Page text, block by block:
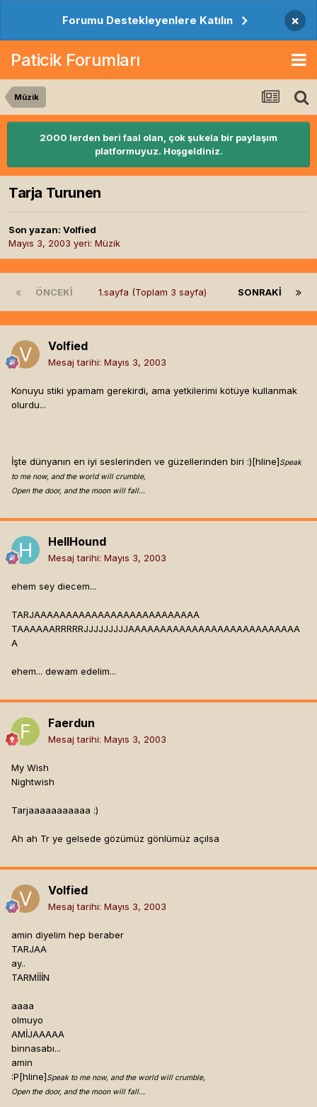
Forumu Destekleyenlere Katılın ×
Paticik Forumları
Müzik
2000 lerden beri faal olan, çok şukela bir paylaşım
platformuyuz. Hoşgeldiniz.
Tarja Turunen
Son yazan: Volfied
Mayıs 3, 2003 yeri: Müzik
ÖNCEKI SONRAKI
1.sayfa (Toplam 3 sayfa)
Volfied
Mesaj tarihi: Mayıs 3, 2003
Konuyu stiki ypamam gerekirdi, ama yetkilerimi kötüye kullanmak
olurdu...
İşte dünyanın en iyi seslerinden ve güzellerinden biri :)[hline]Speak
to me now, and the world will crumble,
Open the door, and the moon will fall...
HellHound
Mesaj tarihi: Mayıs 3, 2003
ehem sey diecem...
TARJAAAAAAAAAAAAAAAAAAAAAAAAAA
TAAAAAARRRRRJJJJJJJJJAAAAAAAAAAAAAAAAAAAAAAAAAAA
A
ehem... dewam edelim...
Faerdun
Mesaj tarihi: Mayıs 3, 2003
My Wish
Nightwish
Tarjaaaaaaaaaaa :)
Ah ah Tr ye gelsede gözümüz gönlümüz açılsa
Volfied
Mesaj tarihi: Mayıs 3, 2003
amin diyelim hep beraber
TARJAA
ay..
TARMİİİN
aaaa
olmuyo
AMİJAAAAA
binnasabı...
amin
:P[hline]Speak to me now, and the world will crumble,
Open the door, and the moon will fall...